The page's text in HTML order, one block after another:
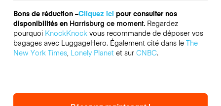
Bons de réduction –Cliquez ici pour consulter nos
disponibilités en Harrisburg ce moment. Regardez
pourquoi KnockKnockvous recommande de déposer vos
bagages avec LuggageHero. Également cité dans le The
New York Times, Lonely Planetet sur CNBC.